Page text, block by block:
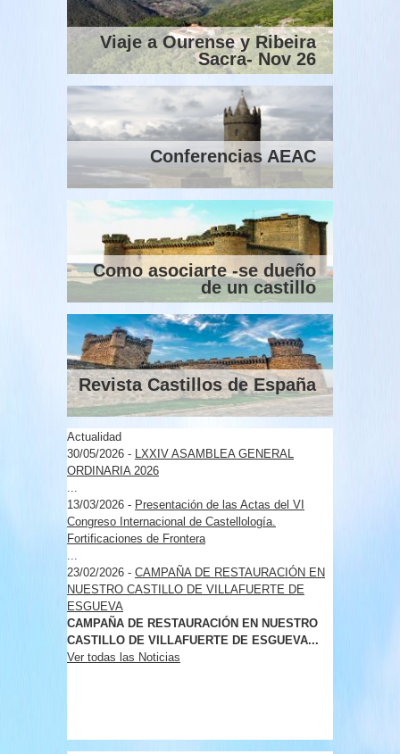
Viaje a Ourense y Ribeira
Sacra- Nov 26
Conferencias AEAC
Como asociarte -se dueño
de un castillo
Revista Castillos de España
Actualidad
30/05/2026 - LXXIV ASAMBLEA GENERAL
ORDINARIA 2026
...
13/03/2026 - Presentación de las Actas del VI
Congreso Internacional de Castellología.
Fortificaciones de Frontera
...
23/02/2026 - CAMPAÑA DE RESTAURACIÓN EN
NUESTRO CASTILLO DE VILLAFUERTE DE
ESGUEVA
CAMPAÑA DE RESTAURACIÓN EN NUESTRO
CASTILLO DE VILLAFUERTE DE ESGUEVA...
Ver todas las Noticias